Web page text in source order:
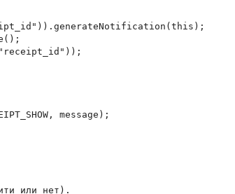
message);
или нет).